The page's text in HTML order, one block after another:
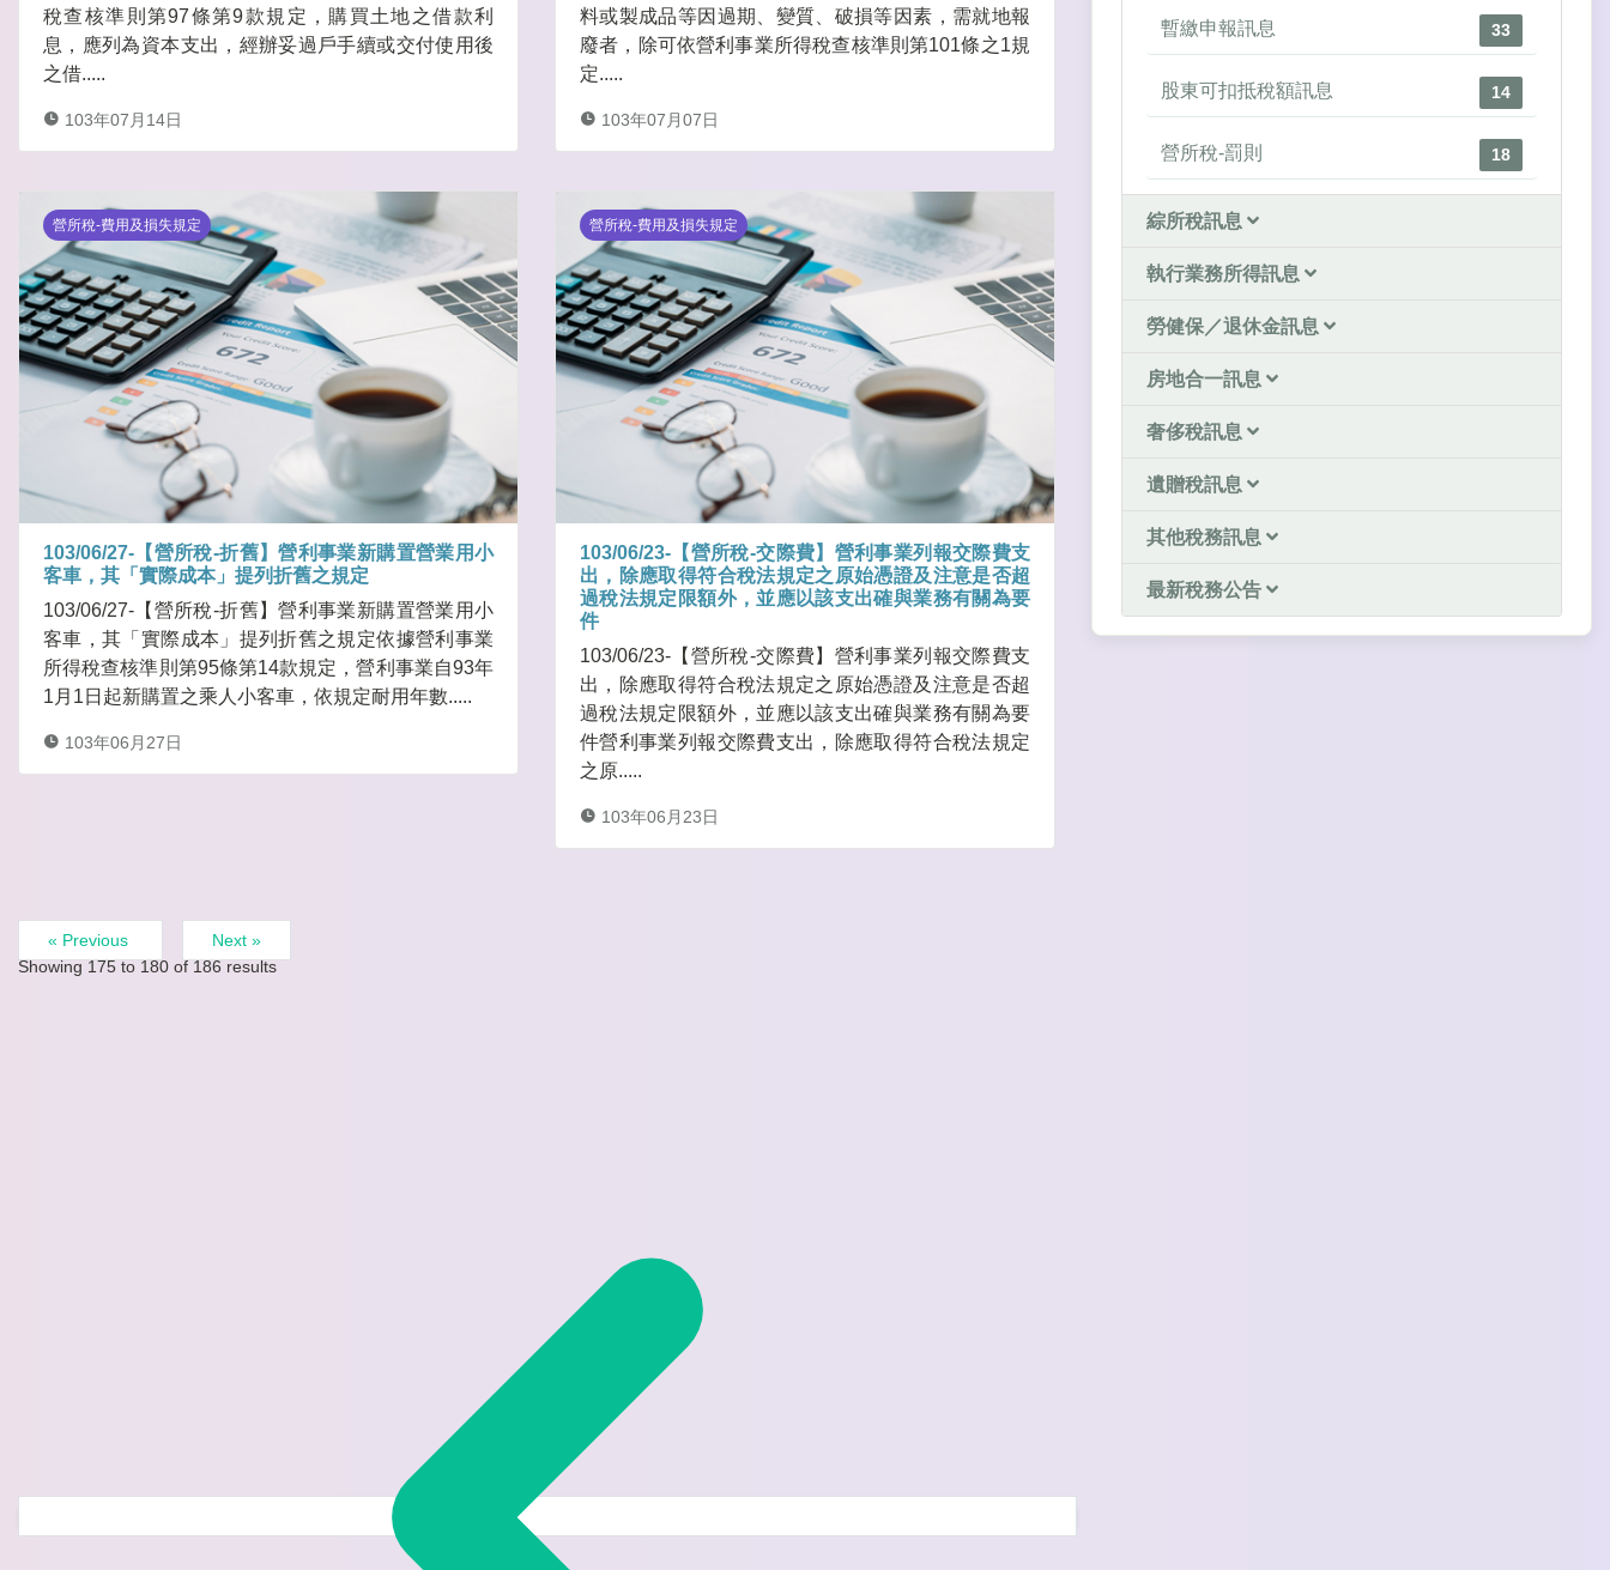
稅查核準則第97條第9款規定，購買土地之借款利
息，應列為資本支出，經辦妥過戶手續或交付使用後
之借.....
103年07月14日
料或製成品等因過期、變質、破損等因素，需就地報
廢者，除可依營利事業所得稅查核準則第101條之1規
定.....
103年07月07日
營所稅-費用及損失規定
103/06/27-【營所稅-折舊】營利事業新購置營業用小
客車，其「實際成本」提列折舊之規定
103/06/27-【營所稅-折舊】營利事業新購置營業用小
客車，其「實際成本」提列折舊之規定依據營利事業
所得稅查核準則第95條第14款規定，營利事業自93年
1月1日起新購置之乘人小客車，依規定耐用年數.....
103年06月27日
營所稅-費用及損失規定
103/06/23-【營所稅-交際費】營利事業列報交際費支
出，除應取得符合稅法規定之原始憑證及注意是否超
過稅法規定限額外，並應以該支出確與業務有關為要
件
103/06/23-【營所稅-交際費】營利事業列報交際費支
出，除應取得符合稅法規定之原始憑證及注意是否超
過稅法規定限額外，並應以該支出確與業務有關為要
件營利事業列報交際費支出，除應取得符合稅法規定
之原.....
103年06月23日
« Previous
Next »
Showing 175 to 180 of 186 results
暫繳申報訊息 33
股東可扣抵稅額訊息 14
營所稅-罰則 18
綜所稅訊息
執行業務所得訊息
勞健保／退休金訊息
房地合一訊息
奢侈稅訊息
遺贈稅訊息
其他稅務訊息
最新稅務公告